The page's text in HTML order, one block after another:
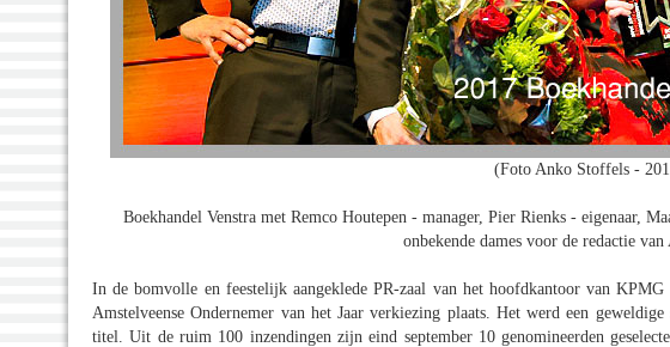
(Foto Anko Stoffels -
Boekhandel Venstra met Remco Houtepen - manager, Pier Rienks - eigenaar,
onbekende dames voor de redactie van
In de bomvolle en feestelijk aangeklede PR-zaal van het hoofdkantoor van
Amstelveense Ondernemer van het Jaar verkiezing plaats. Het werd een
titel. Uit de ruim 100 inzendingen zijn eind september 10 genomineerden